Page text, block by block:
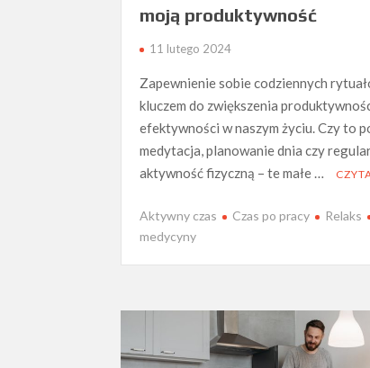
moją produktywność
11 lutego 2024
Zapewnienie sobie codziennych
kluczem do zwiększenia
efektywności w naszym życiu. Czy to
medytacja, planowanie dnia czy
aktywność fizyczną – te małe …
Aktywny czas Czas po pracy Relaks
medycyny